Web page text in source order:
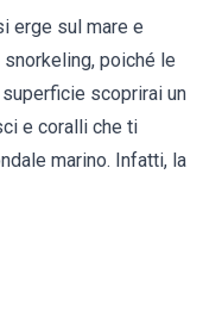
erge sul mare e
poiché le
scoprirai un
e coralli che ti
marino. Infatti, la